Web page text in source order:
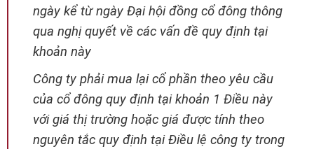
ngày kể từ ngày Đại hội đồng cổ đông thông
qua nghị quyết về các vấn đề quy định tại
khoản này
Công ty phải mua lại cổ phần theo yêu cầu
của cổ đông quy định tại khoản 1 Điều này
với giá thị trường hoặc giá được tính theo
nguyên tắc quy định tại Điều lệ công ty trong